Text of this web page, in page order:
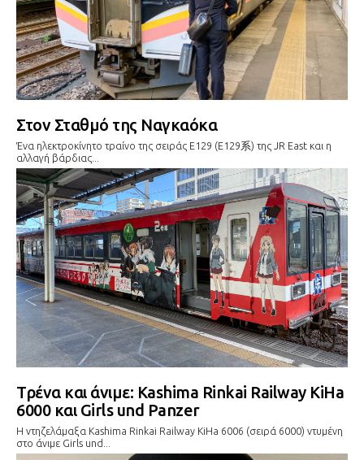
Στον Σταθμό της Ναγκαόκα
Ένα ηλεκτροκίνητο τραίνο της σειράς Ε129 (E129系) της JR East και η
αλλαγή βάρδιας...
Tρένα και άνιμε: Kashima Rinkai Railway KiHa
6000 και Girls und Panzer
Η ντηζελάμαξα Kashima Rinkai Railway KiHa 6006 (σειρά 6000) ντυμένη
στο άνιμε Girls und...